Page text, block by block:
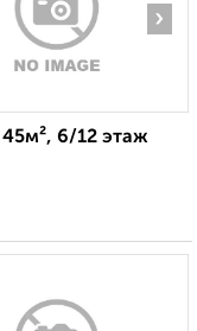
›
6/12 этаж